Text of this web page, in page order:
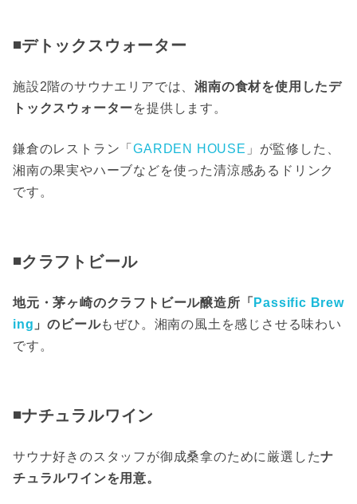
◾️デトックスウォーター
施設2階のサウナエリアでは、湘南の食材を使用したデ
トックスウォーターを提供します。
鎌倉のレストラン「GARDEN HOUSE 」が監修した、
湘南の果実やハーブなどを使った清涼感あるドリンク
です。
◾️クラフトビール
地元・茅ヶ崎のクラフトビール醸造所「 Passific Brew
ing 」のビールもぜひ。湘南の風土を感じさせる味わい
です。
◾️ナチュラルワイン
サウナ好きのスタッフが御成桑拿のために厳選したナ
チュラルワインを用意。